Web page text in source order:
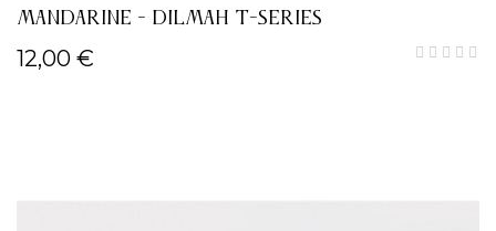
MANDARINE - DILMAH T-SERIES
12,00 €